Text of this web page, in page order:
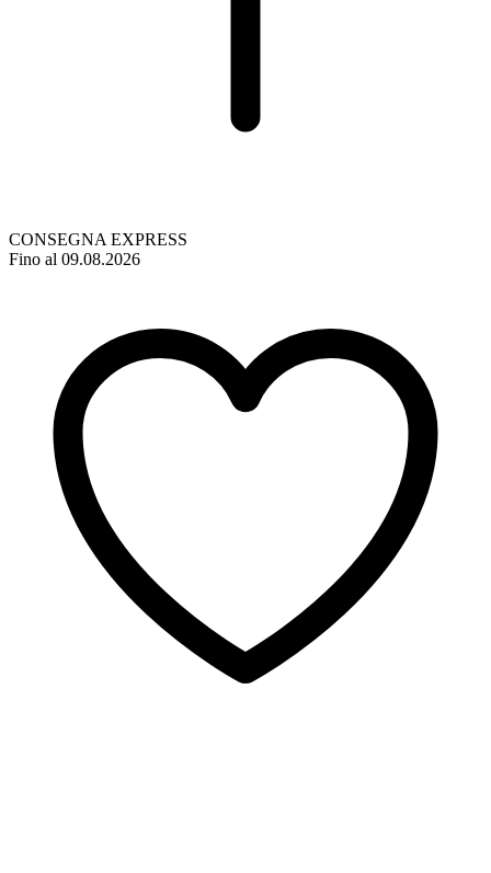
CONSEGNA EXPRESS
Fino al 09.08.2026